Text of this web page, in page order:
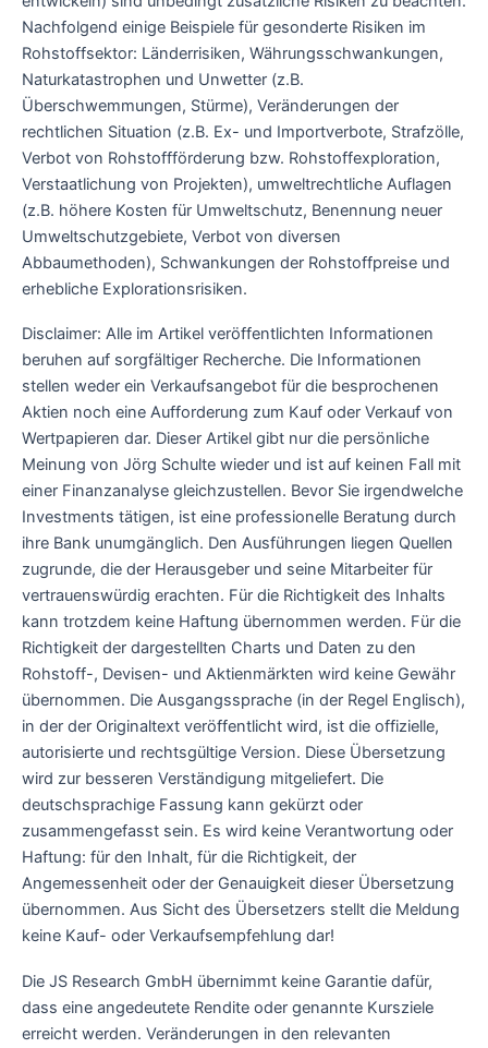
Nachfolgend einige Beispiele für gesonderte Risiken im
Rohstoffsektor: Länderrisiken, Währungsschwankungen,
Naturkatastrophen und Unwetter (z.B.
Überschwemmungen, Stürme), Veränderungen der
rechtlichen Situation (z.B. Ex- und Importverbote, Strafzölle,
Verbot von Rohstoffförderung bzw. Rohstoffexploration,
Verstaatlichung von Projekten), umweltrechtliche Auflagen
(z.B. höhere Kosten für Umweltschutz, Benennung neuer
Umweltschutzgebiete, Verbot von diversen
Abbaumethoden), Schwankungen der Rohstoffpreise und
erhebliche Explorationsrisiken.
Disclaimer: Alle im Artikel veröffentlichten Informationen
beruhen auf sorgfältiger Recherche. Die Informationen
stellen weder ein Verkaufsangebot für die besprochenen
Aktien noch eine Aufforderung zum Kauf oder Verkauf von
Wertpapieren dar. Dieser Artikel gibt nur die persönliche
Meinung von Jörg Schulte wieder und ist auf keinen Fall mit
einer Finanzanalyse gleichzustellen. Bevor Sie irgendwelche
Investments tätigen, ist eine professionelle Beratung durch
ihre Bank unumgänglich. Den Ausführungen liegen Quellen
zugrunde, die der Herausgeber und seine Mitarbeiter für
vertrauenswürdig erachten. Für die Richtigkeit des Inhalts
kann trotzdem keine Haftung übernommen werden. Für die
Richtigkeit der dargestellten Charts und Daten zu den
Rohstoff-, Devisen- und Aktienmärkten wird keine Gewähr
übernommen. Die Ausgangssprache (in der Regel Englisch),
in der der Originaltext veröffentlicht wird, ist die offizielle,
autorisierte und rechtsgültige Version. Diese Übersetzung
wird zur besseren Verständigung mitgeliefert. Die
deutschsprachige Fassung kann gekürzt oder
zusammengefasst sein. Es wird keine Verantwortung oder
Haftung: für den Inhalt, für die Richtigkeit, der
Angemessenheit oder der Genauigkeit dieser Übersetzung
übernommen. Aus Sicht des Übersetzers stellt die Meldung
keine Kauf- oder Verkaufsempfehlung dar!
Die JS Research GmbH übernimmt keine Garantie dafür,
dass eine angedeutete Rendite oder genannte Kursziele
erreicht werden. Veränderungen in den relevanten